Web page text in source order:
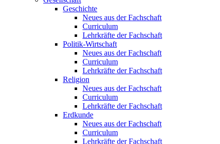
Geschichte
Neues aus der Fachschaft
Curriculum
Lehrkräfte der Fachschaft
Politik-Wirtschaft
Neues aus der Fachschaft
Curriculum
Lehrkräfte der Fachschaft
Religion
Neues aus der Fachschaft
Curriculum
Lehrkräfte der Fachschaft
Erdkunde
Neues aus der Fachschaft
Curriculum
Lehrkräfte der Fachschaft